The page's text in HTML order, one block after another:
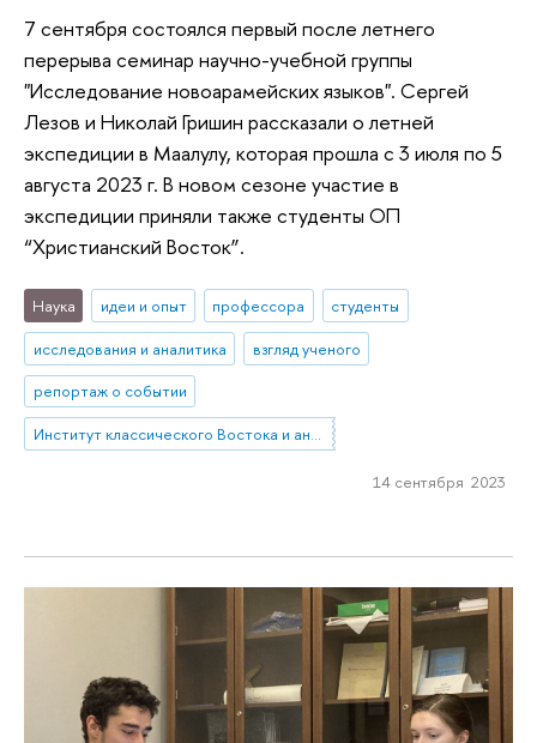
7 сентября состоялся первый после летнего
перерыва семинар научно-учебной группы
"Исследование новоарамейских языков". Сергей
Лезов и Николай Гришин рассказали о летней
экспедиции в Маалулу, которая прошла с 3 июля по 5
августа 2023 г. В новом сезоне участие в
экспедиции приняли также студенты ОП
“Христианский Восток”.
Наука идеи и опыт профессора
студенты
исследования и аналитика
взгляд ученого
репортаж о событии
Институт классического Востока и античности
14 сентября 2023